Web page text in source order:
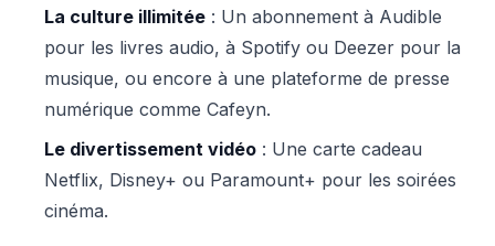
La culture illimitée : Un abonnement à Audible
pour les livres audio, à Spotify ou Deezer pour la
musique, ou encore à une plateforme de presse
numérique comme Cafeyn.
Le divertissement vidéo : Une carte cadeau
Netflix, Disney+ ou Paramount+ pour les soirées
cinéma.